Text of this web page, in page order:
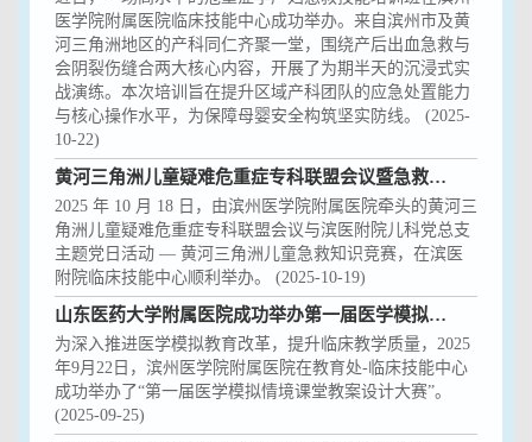
医学院附属医院临床技能中心成功举办。来自滨州市及黄
河三角洲地区的产科同仁齐聚一堂，围绕产后出血急救与
会阴裂伤缝合两大核心内容，开展了为期半天的沉浸式实
战演练。本次培训旨在提升区域产科团队的应急处置能力
与核心操作水平，为保障母婴安全构筑坚实防线。 (2025-
10-22)
黄河三角洲儿童疑难危重症专科联盟会议暨急救知识竞赛在滨医附院临床技能中心成功举办
2025 年 10 月 18 日，由滨州医学院附属医院牵头的黄河三
角洲儿童疑难危重症专科联盟会议与滨医附院儿科党总支
主题党日活动 — 黄河三角洲儿童急救知识竞赛，在滨医
附院临床技能中心顺利举办。 (2025-10-19)
山东医药大学附属医院成功举办第一届医学模拟情境课堂教案设计大赛
为深入推进医学模拟教育改革，提升临床教学质量，2025
年9月22日，滨州医学院附属医院在教育处-临床技能中心
成功举办了“第一届医学模拟情境课堂教案设计大赛”。
(2025-09-25)